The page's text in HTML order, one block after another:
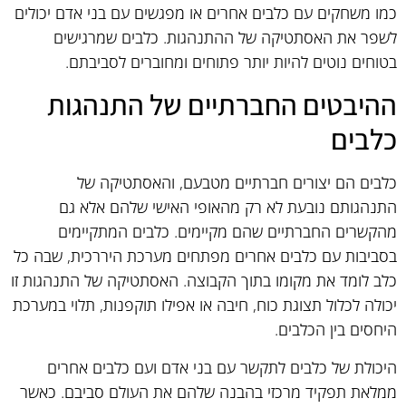
כמו משחקים עם כלבים אחרים או מפגשים עם בני אדם יכולים
לשפר את האסתטיקה של ההתנהגות. כלבים שמרגישים
בטוחים נוטים להיות יותר פתוחים ומחוברים לסביבתם.
ההיבטים החברתיים של התנהגות
כלבים
כלבים הם יצורים חברתיים מטבעם, והאסתטיקה של
התנהגותם נובעת לא רק מהאופי האישי שלהם אלא גם
מהקשרים החברתיים שהם מקיימים. כלבים המתקיימים
בסביבות עם כלבים אחרים מפתחים מערכת היררכית, שבה כל
כלב לומד את מקומו בתוך הקבוצה. האסתטיקה של התנהגות זו
יכולה לכלול תצוגת כוח, חיבה או אפילו תוקפנות, תלוי במערכת
היחסים בין הכלבים.
היכולת של כלבים לתקשר עם בני אדם ועם כלבים אחרים
ממלאת תפקיד מרכזי בהבנה שלהם את העולם סביבם. כאשר